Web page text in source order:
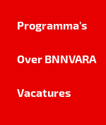
Programma's
Over BNNVARA
Vacatures